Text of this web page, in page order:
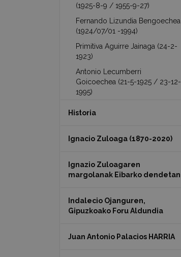
(1925-8-9 / 1955-9-27)
Fernando Lizundia Bengoechea
(1924/07/01 -1994)
Primitiva Aguirre Jainaga (24-2-
1923)
Antonio Lecumberri
Goicoechea (21-5-1925 / 23-12-
1995)
Historia
Ignacio Zuloaga (1870-2020)
Ignazio Zuloagaren
margolanak Eibarko dendetan
Indalecio Ojanguren,
Gipuzkoako Foru Aldundia
Juan Antonio Palacios HARRIA